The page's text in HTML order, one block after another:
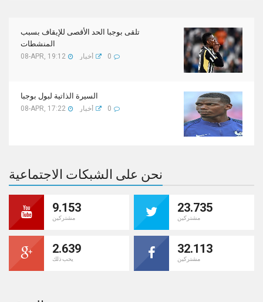
تلقى بوجبا الحد الأقصى للإيقاف بسبب
المنشطات
08-APR, 19:12 أخبار 0
السيرة الذاتية لبول بوجبا
08-APR, 17:22 أخبار 0
نحن على الشبكات الاجتماعية
9.153
مشتركين
23.735
مشتركين
2.639
يحب ذلك
32.113
مشتركين